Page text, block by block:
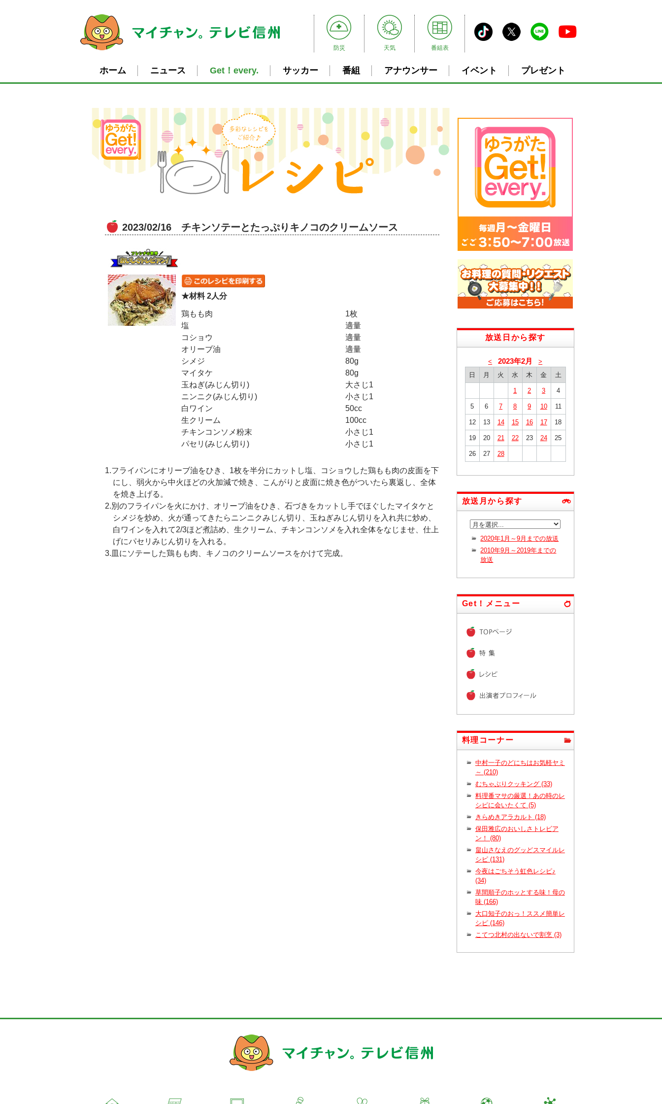
防災 天気 番組表
ホーム ニュース Get！every. サッカー 番組 アナウンサー イベント プレゼント
2023/02/16 チキンソテーとたっぷりキノコのクリームソース
★材料 2人分
鶏もも肉
1枚
塩
適量
コショウ
適量
オリーブ油
適量
シメジ
80g
マイタケ
80g
玉ねぎ(みじん切り)
大さじ1
ニンニク(みじん切り)
小さじ1
白ワイン
50cc
生クリーム
100cc
チキンコンソメ粉末
小さじ1
パセリ(みじん切り)
小さじ1
1.フライパンにオリーブ油をひき、1枚を半分にカットし塩、コショウした鶏もも肉の皮面を下
にし、弱火から中火ほどの火加減で焼き、こんがりと皮面に焼き色がついたら裏返し、全体
を焼き上げる。
2.別のフライパンを火にかけ、オリーブ油をひき、石づきをカットし手でほぐしたマイタケと
シメジを炒め、火が通ってきたらニンニクみじん切り、玉ねぎみじん切りを入れ共に炒め、
白ワインを入れて2/3ほど煮詰め、生クリーム、チキンコンソメを入れ全体をなじませ、仕上
げにパセリみじん切りを入れる。
3.皿にソテーした鶏もも肉、キノコのクリームソースをかけて完成。
放送日から探す
< 2023年2月
>
日
月 火 水 木 金 土
1 2 3 4
5 6 7 8 9 10 11
12 13 14 15 16 17 18
19 20 21 22 23 24 25
26 27 28
放送月から探す
2020年1月～9月までの放送
2010年9月～2019年までの
放送
Get！メニュー
料理コーナー
中村一子のどにちはお気軽ヤミ
～ (210)
むちゃぶりクッキング (33)
料理番マサの厳選！あの時のレ
シピに会いたくて (5)
きらめきアラカルト (18)
保田雅広のおいしさトレビア
ン！ (80)
畠山さなえのグッどスマイルレ
シピ (131)
今夜はごちそう虹色レシピ♪
(34)
草間順子のホッとする味！母の
味 (166)
大口知子のおっ！ススメ簡単レ
シピ (146)
こてつ北村の出ないで割烹 (3)